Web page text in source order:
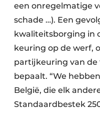
een onregelmatige
schade …). Een
kwaliteitsborging in
keuring op de werf,
partijkeuring van
bepaalt. “We
België, die elk
Standaardbestek